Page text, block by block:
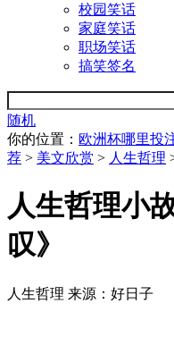
校园笑话
家庭笑话
职场笑话
搞笑签名
随机
你的位置： 欧洲杯哪里投
荐 > 美文欣赏 > 人生哲理
人生哲理小
叹》
人生哲理 来源：好日子